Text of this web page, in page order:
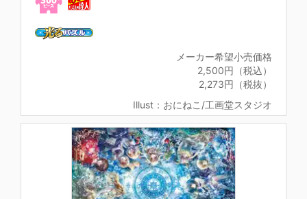
メーカー希望小売価格
2,500円（税込）
2,273円（税抜）
Illust：おにねこ/工画堂スタジオ